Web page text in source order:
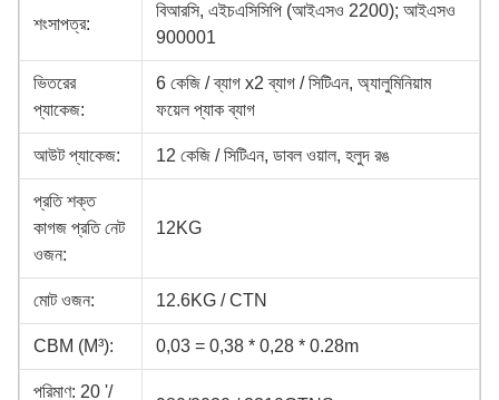
শংসাপত্র:
বিআরসি, এইচএসিসিপি (আইএসও 2200); আইএসও
900001
ভিতরের
প্যাকেজ:
6 কেজি / ব্যাগ x2 ব্যাগ / সিটিএন, অ্যালুমিনিয়াম
ফয়েল প্যাক ব্যাগ
আউট প্যাকেজ: 12 কেজি / সিটিএন, ডাবল ওয়াল, হলুদ রঙ
প্রতি শক্ত
কাগজ প্রতি নেট
ওজন:
12KG
মোট ওজন: 12.6KG / CTN
CBM (M³): 0,03 = 0,38 * 0,28 * 0.28m
পরিমাণ: 20 '/